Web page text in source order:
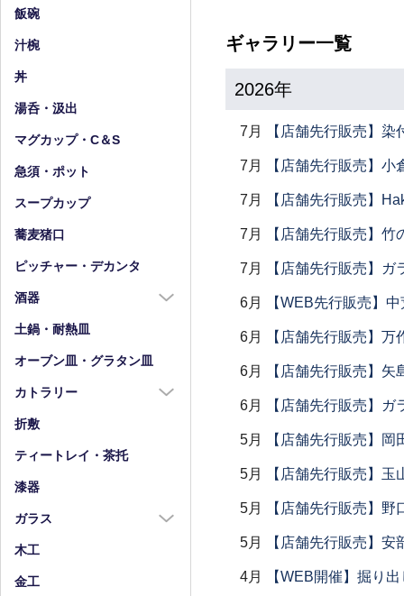
ギャラリー一覧
2026年
7月 【店舗先行販売】染
7月 【店舗先行販売】
7月 【店舗先行販売】
7月 【店舗先行販売】竹
7月 【店舗先行販売】ガ
6月 【WEB先行販売】
6月 【店舗先行販売】万
6月 【店舗先行販売】
6月 【店舗先行販売】ガ
5月 【店舗先行販売】岡
5月 【店舗先行販売】
5月 【店舗先行販売】野
5月 【店舗先行販売】
4月 【WEB開催】掘り
中皿（5～7寸）
小皿（4寸以下）
大鉢（8寸以上）
中鉢（5～7寸）
飯碗
汁椀
丼
湯呑・汲出
マグカップ・C＆S
急須・ポット
スープカップ
蕎麦猪口
ピッチャー・デカンタ
酒器
酒器全商品
徳利
土鍋・耐熱皿
オーブン皿・グラタン皿
カトラリー
カトラリー全商品
箸
箸置
折敷
ティートレイ・茶托
漆器
ガラス
ガラス全商品
グラス
木工
金工